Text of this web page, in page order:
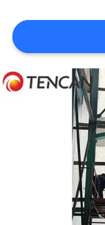
BLOG
PIDA